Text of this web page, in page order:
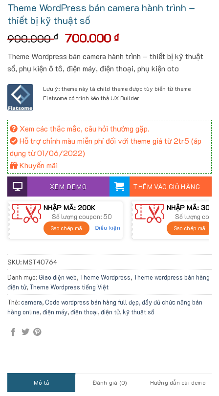
Theme WordPress bán camera hành trình –
thiết bị kỹ thuật số
900.000₫ Giá
là:
900.000 ₫.
700.000 ₫Giá
tại
là:
700.000 ₫.
Theme Wordpress bán camera hành trình – thiết bị kỹ thuật
số, phụ kiện ô tô, điện máy, điện thoại, phụ kiện oto
Lưu ý: theme này là child theme được tùy biến từ theme
Flatsome có trình kéo thả UX Builder
Xem các thắc mắc, câu hỏi thường gặp.
Hỗ trợ chỉnh màu miễn phí đối với theme giá từ 2tr5 (áp
dụng từ 01/06/2022)
Khuyến mãi
XEM DEMO THÊM VÀO GIỎ HÀNG
NHẬP MÃ: 200K
Số lượng coupon: 50
Sao chép mã Điều kiện
NHẬP MÃ: 300K
Số lượng
Sao chép mã
SKU: MST40764
Danh mục:Giao diện web, Theme Wordpress, Theme wordpress bán hàng
điện tử, Theme Wordpress tiếng Việt
Thẻ:camera,Code wordpress bán hàng full đẹp, đầy đủ chức năng bán
hàng online,điện máy,điện thoại,điện tử,kỹ thuật số
Mô tả Đánh giá (0) Hướng dẫn cài demo